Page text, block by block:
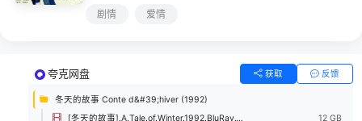
剧情 爱情
夸克网盘 获取 反馈
冬天的故事 Conte d&#39;hiver (1992)
[冬天的故事].A.Tale.of.Winter.1992.BluRay.1080p.x264.DTS-CMCT.mkv
12 GB